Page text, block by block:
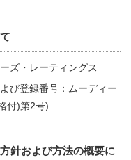
ズ・レーティングス
び登録番号：ムーディー
付)第2号)
針および方法の概要に